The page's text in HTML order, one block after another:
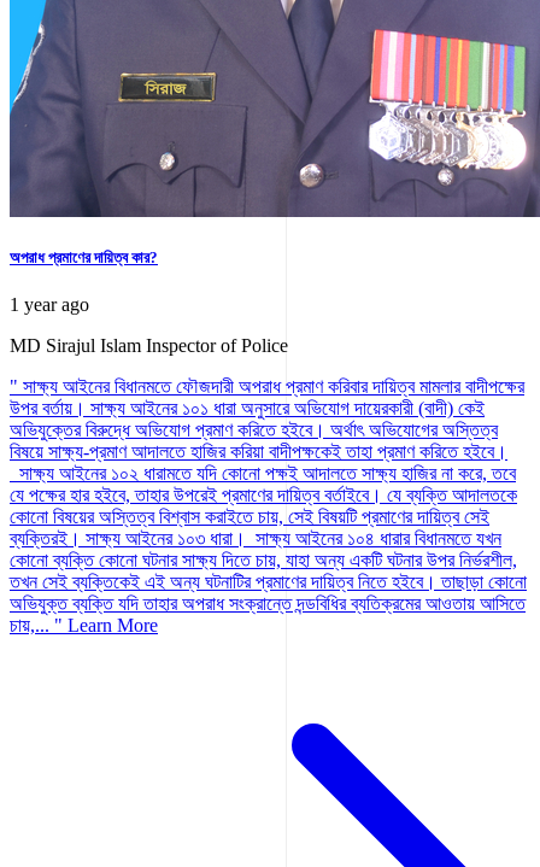
অপরাধ প্রমাণের দায়িত্ব কার?
1 year ago
MD Sirajul Islam Inspector of Police
" সাক্ষ্য আইনের বিধানমতে ফৌজদারী অপরাধ প্রমাণ করিবার দায়িত্ব মামলার বাদীপক্ষের
উপর বর্তায়। সাক্ষ্য আইনের ১০১ ধারা অনুসারে অভিযোগ দায়েরকারী (বাদী) কেই
অভিযুক্তের বিরুদ্ধে অভিযোগ প্রমাণ করিতে হইবে। অর্থাৎ অভিযোগের অস্তিত্ব
বিষয়ে সাক্ষ্য-প্রমাণ আদালতে হাজির করিয়া বাদীপক্ষকেই তাহা প্রমাণ করিতে হইবে।
সাক্ষ্য আইনের ১০২ ধারামতে যদি কোনো পক্ষই আদালতে সাক্ষ্য হাজির না করে, তবে
যে পক্ষের হার হইবে, তাহার উপরেই প্রমাণের দায়িত্ব বর্তাইবে। যে ব্যক্তি আদালতকে
কোনো বিষয়ের অস্তিত্ব বিশ্বাস করাইতে চায়, সেই বিষয়টি প্রমাণের দায়িত্ব সেই
ব্যক্তিরই। সাক্ষ্য আইনের ১০৩ ধারা। সাক্ষ্য আইনের ১০৪ ধারার বিধানমতে যখন
কোনো ব্যক্তি কোনো ঘটনার সাক্ষ্য দিতে চায়, যাহা অন্য একটি ঘটনার উপর নির্ভরশীল,
তখন সেই ব্যক্তিকেই এই অন্য ঘটনাটির প্রমাণের দায়িত্ব নিতে হইবে। তাছাড়া কোনো
অভিযুক্ত ব্যক্তি যদি তাহার অপরাধ সংক্রান্তে দন্ডবিধির ব্যতিক্রমের আওতায় আসিতে
চায়,... " Learn More